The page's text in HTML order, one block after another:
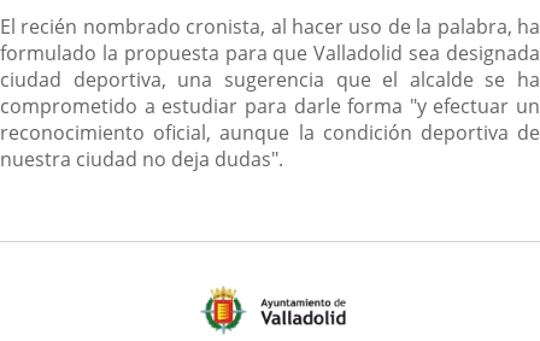
El recién nombrado cronista, al hacer uso de la palabra, ha
formulado la propuesta para que Valladolid sea designada
ciudad deportiva, una sugerencia que el alcalde se ha
comprometido a estudiar para darle forma "y efectuar un
reconocimiento oficial, aunque la condición deportiva de
nuestra ciudad no deja dudas".